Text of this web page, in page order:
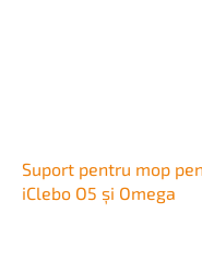
Suport pentru mop
iClebo O5 și Omega